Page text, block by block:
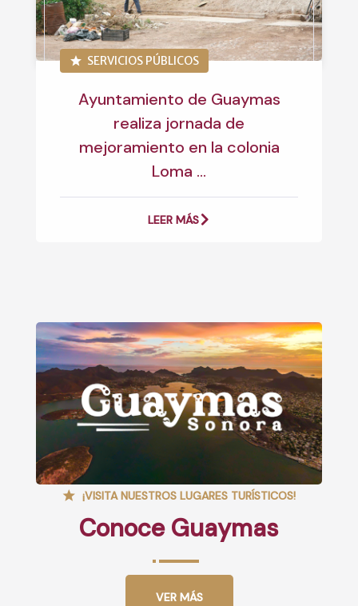
SERVICIOS PÚBLICOS
Ayuntamiento de Guaymas
realiza jornada de
mejoramiento en la colonia
Loma ...
LEER MÁS
¡VISITA NUESTROS LUGARES TURÍSTICOS!
Conoce Guaymas
VER MÁS